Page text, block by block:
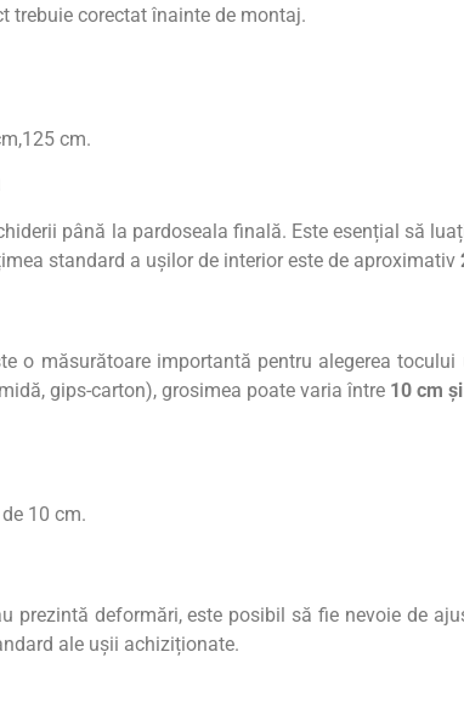
trebuie corectat înainte de montaj.
cm.
până la pardoseala finală. Este esențial să
standard a ușilor de interior este de aproximativ
o măsurătoare importantă pentru alegerea
gips-carton), grosimea poate varia între 10 cm
10 cm.
deformări, este posibil să fie nevoie de
ale ușii achiziționate.